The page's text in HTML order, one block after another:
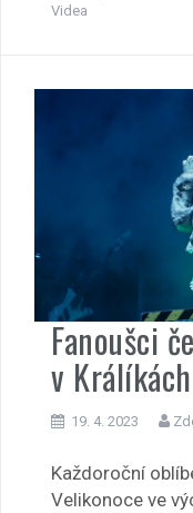
Videa
Fanoušci
v
19. 4. 2023
Každoroční
Velikonoce ve